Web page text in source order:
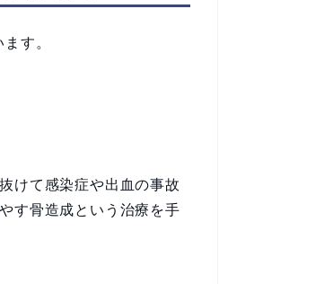
す。
けて感染症や出血の事故
す骨造成という治療を手